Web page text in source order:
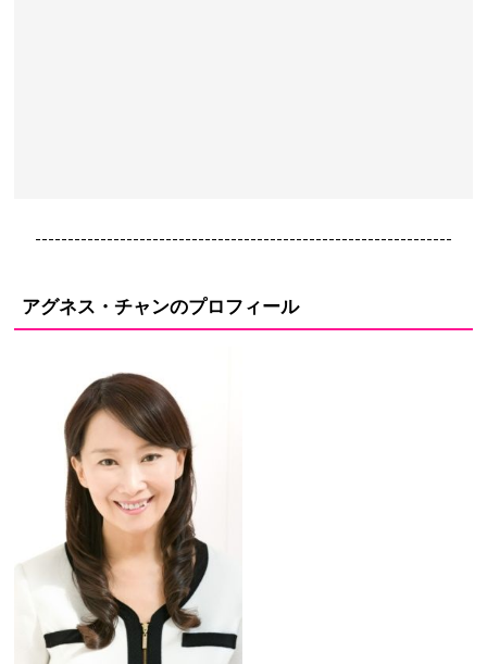
----------------------------------------------------------------
アグネス・チャンのプロフィール